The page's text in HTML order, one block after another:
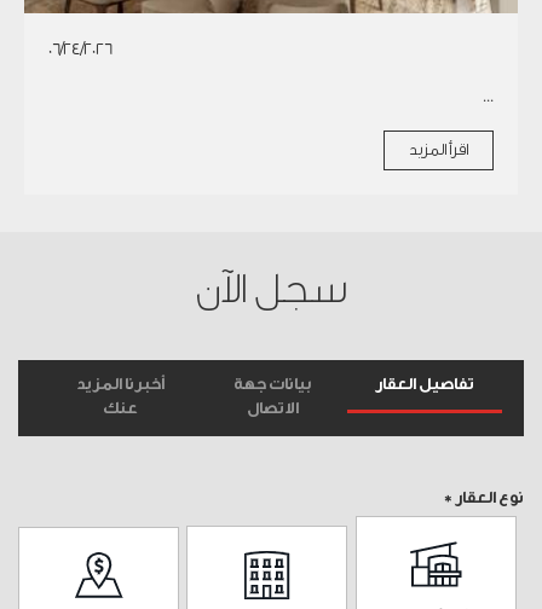
06/24/2026
...
اقرأ المزيد
سجل الآن
تفاصيل العقار
بيانات جهة
الاتصال
أخبرنا المزيد
عنك
نوع العقار *